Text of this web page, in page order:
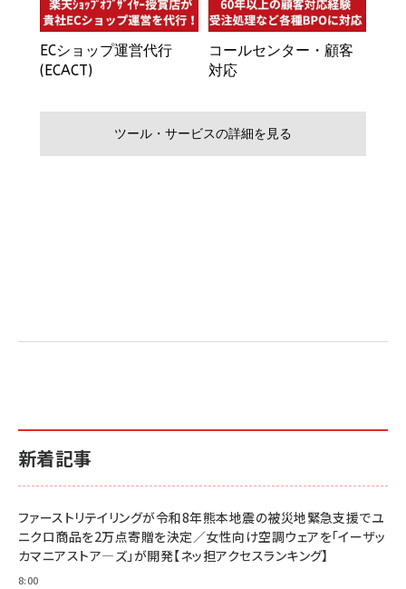
新着記事
ファーストリテイリングが令和8年熊本地震の被災地緊急支援でユ
ニクロ商品を2万点寄贈を決定／女性向け空調ウェアを「イーザッ
カマニアストア―ズ」が開発【ネッ担アクセスランキング】
8:00